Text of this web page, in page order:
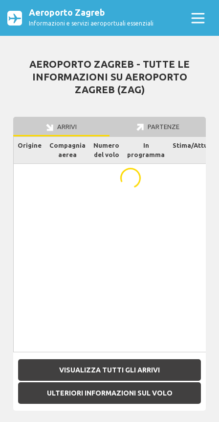
Aeroporto Zagreb
Informazioni e servizi aeroportuali essenziali
AEROPORTO ZAGREB - TUTTE LE
INFORMAZIONI SU AEROPORTO
ZAGREB (ZAG)
ARRIVI PARTENZE
Origine
Compagnia
aerea
Numero
del volo
In
programma
Stima/Attuale
...
VISUALIZZA TUTTI GLI ARRIVI
ULTERIORI INFORMAZIONI SUL VOLO